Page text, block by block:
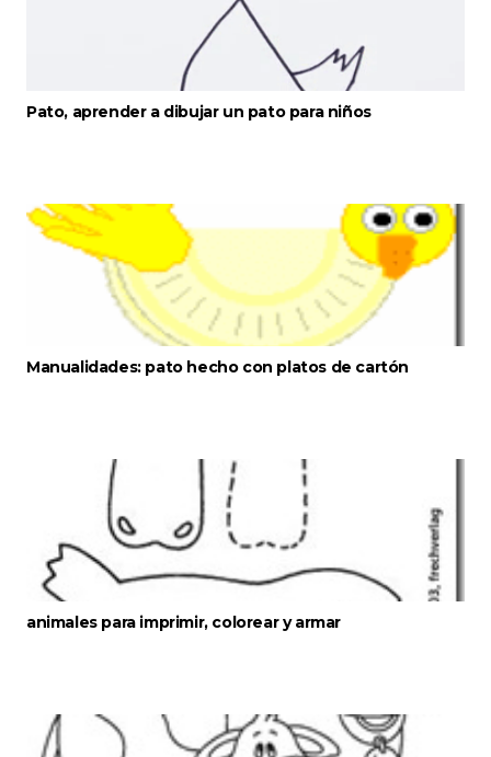
Pato, aprender a dibujar un pato para niños
Manualidades: pato hecho con platos de cartón
animales para imprimir, colorear y armar